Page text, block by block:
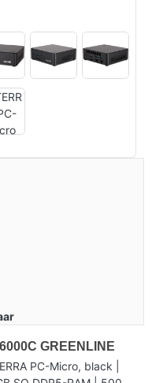
GREENLINE
PC-Micro, black |